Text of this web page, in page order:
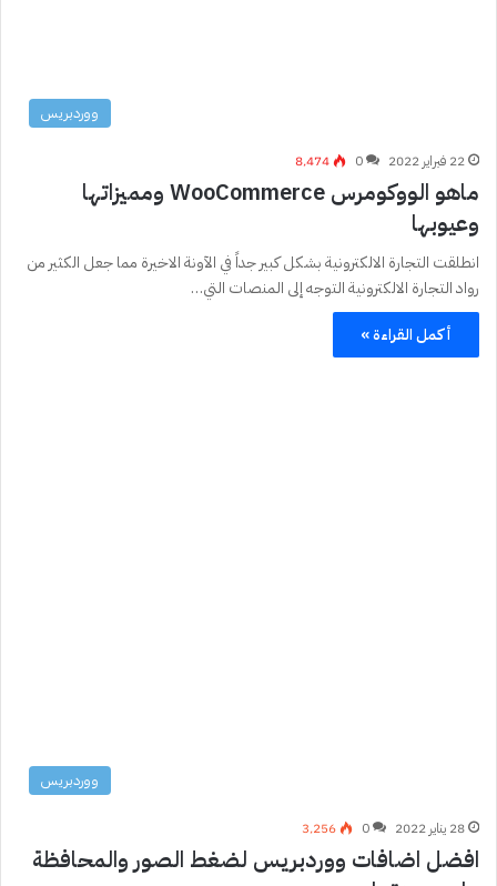
ووردبريس
22 فبراير 2022 0 8٬474
ماهو الووكومرس WooCommerce ومميزاتها
وعيوبها
انطلقت التجارة الالكترونية بشكل كبير جداً في الآونة الاخيرة مما جعل الكثير من
رواد التجارة الالكترونية التوجه إلى المنصات التي…
أكمل القراءة »
ووردبريس
28 يناير 2022 0 3٬256
افضل اضافات ووردبريس لضغط الصور والمحافظة